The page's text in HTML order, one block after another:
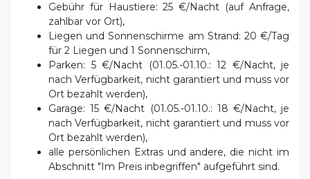
Liegen und Sonnenschirme am Strand: 20 €/Tag
für 2 Liegen und 1 Sonnenschirm,
Parken: 5 €/Nacht (01.05.-01.10.: 12 €/Nacht, je
nach Verfügbarkeit, nicht garantiert und muss vor
Ort bezahlt werden),
Garage: 15 €/Nacht (01.05.-01.10.: 18 €/Nacht, je
nach Verfügbarkeit, nicht garantiert und muss vor
Ort bezahlt werden),
alle persönlichen Extras und andere, die nicht im
Abschnitt "Im Preis inbegriffen" aufgeführt sind.
Gut zu wissen